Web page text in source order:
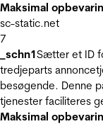
Maksimal
sc-static.net
7
_schn1Sætter et ID
tredjeparts
besøgende. Denne
tjenester faciliteres
Maksimal